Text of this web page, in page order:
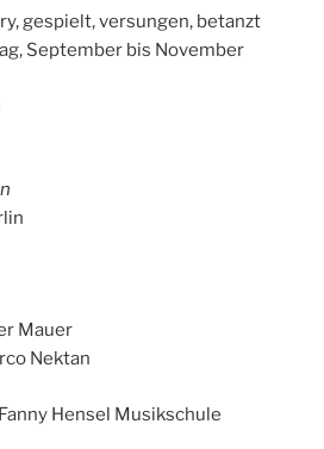
gespielt, versungen, betanzt
September bis November
Mauer
Nektan
Hensel Musikschule